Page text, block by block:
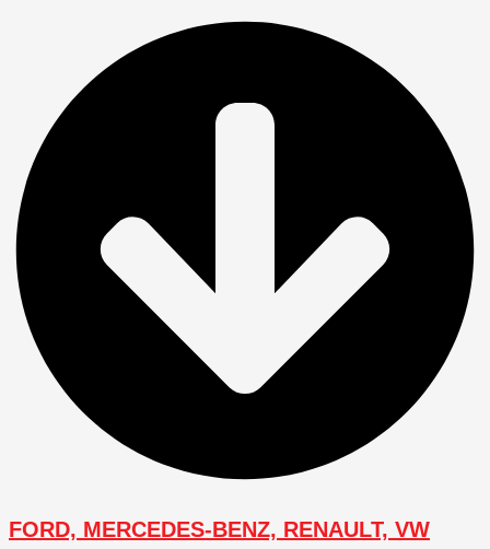
FORD, MERCEDES-BENZ, RENAULT, VW